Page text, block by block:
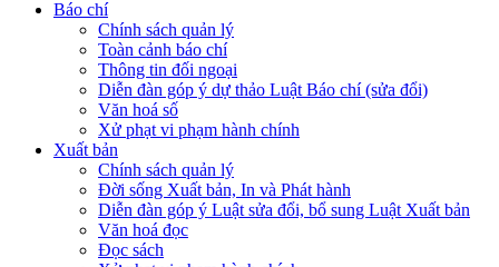
Báo chí
Chính sách quản lý
Toàn cảnh báo chí
Thông tin đối ngoại
Diễn đàn góp ý dự thảo Luật Báo chí (sửa đổi)
Văn hoá số
Xử phạt vi phạm hành chính
Xuất bản
Chính sách quản lý
Đời sống Xuất bản, In và Phát hành
Diễn đàn góp ý Luật sửa đổi, bổ sung Luật Xuất bản
Văn hoá đọc
Đọc sách